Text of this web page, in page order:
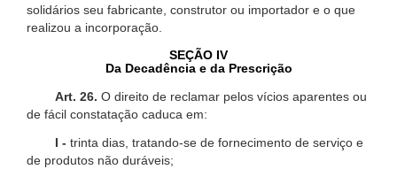
solidários seu fabricante, construtor ou importador e o que
realizou a incorporação.
SEÇÃO IV
Da Decadência e da Prescrição
Art. 26. O direito de reclamar pelos vícios aparentes ou
de fácil constatação caduca em:
I - trinta dias, tratando-se de fornecimento de serviço e
de produtos não duráveis;